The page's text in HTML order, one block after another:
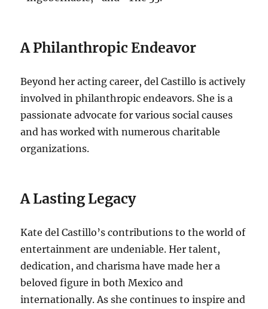
A Philanthropic Endeavor
Beyond her acting career, del Castillo is actively
involved in philanthropic endeavors. She is a
passionate advocate for various social causes
and has worked with numerous charitable
organizations.
A Lasting Legacy
Kate del Castillo’s contributions to the world of
entertainment are undeniable. Her talent,
dedication, and charisma have made her a
beloved figure in both Mexico and
internationally. As she continues to inspire and